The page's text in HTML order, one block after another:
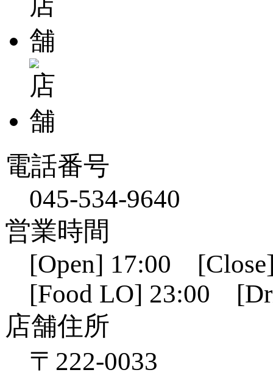
電話番号
045-534-9640
営業時間
[Open] 17:00
[Food LO] 23:00
店舗住所
〒222-0033